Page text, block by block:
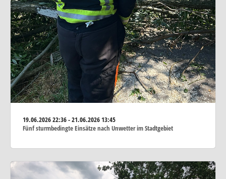
19.06.202622:36 - 21.06.2026 13:45
Fünf sturmbedingte Einsätze nach Unwetter im Stadtgebiet